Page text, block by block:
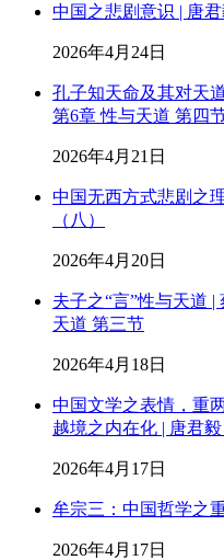
中国之悲剧意识 | 唐
2026年4月24日
孔子知天命及其对天
第6章 性与天道 第四
2026年4月21日
中国无西方式悲剧之
（八）
2026年4月20日
夫子之“言”性与天道
天道 第三节
2026年4月18日
中国文学之表情，重
越境之内在化 | 唐君
2026年4月17日
牟宗三：中国哲学之
2026年4月17日